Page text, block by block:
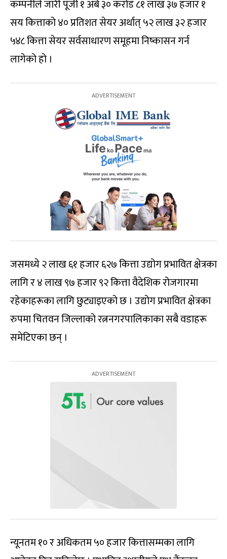
कम्पनीले जारी पूँजी १ अर्ब ३० करोड ८१ लाख ३७ हजार १
सय कित्ताको ४० प्रतिशत सेयर अर्थात् ५२ लाख ३२ हजार
५४८ कित्ता सेयर सर्वसाधारण समूहमा निष्कासन गर्न
लागेको हो ।
जसमध्ये २ लाख ६१ हजार ६२७ कित्ता उद्योग प्रभावित क्षेत्रका
लागि र ४ लाख ९७ हजार ९२ कित्ता वैदेशिक रोजगारमा
रहेकाहरूका लागि छुट्याइएको छ । उद्योग प्रभावित क्षेत्रका
रुपमा चितवन जिल्लाको रत्ननगरपालिकाका सबै वडाहरू
समेटिएका छन् ।
न्यूनतम १० र अधिकतम ५० हजार कित्तासम्मका लागि